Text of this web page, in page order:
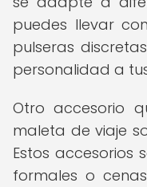
puedes llevar
pulseras
personalidad a
Otro accesorio
maleta de viaje
Estos accesorios
formales o